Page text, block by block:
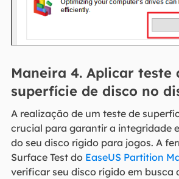
Maneira 4. Aplicar teste
superfície de disco no
A realização de um teste de
crucial para garantir a integridade
do seu disco rígido para jogos. A
Surface Test do EaseUS Partition
verificar seu disco rígido em busca